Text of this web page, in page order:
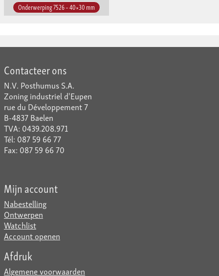
Onderwerping 7526 – 40×30 mm
Contacteer ons
N.V. Posthumus S.A.
Zoning industriel d'Eupen
rue du Développement 7
B-4837 Baelen
TVA: 0439.208.971
Tél: 087 59 66 77
Fax: 087 59 66 70
Mijn account
Nabestelling
Ontwerpen
Watchlist
Account openen
Afdruk
Algemene voorwaarden